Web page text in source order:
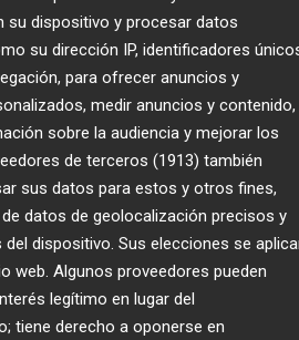
el primer ejecutivo
está
estratégico que
y dedicó especial
referidos a la
y a la 'mejora
socio'. Puso de
del centro logístico de
los almacenes de
su dispositivo y procesar datos
su dirección IP, identificadores
para ofrecer anuncios y
medir anuncios y contenido,
sobre la audiencia y mejorar los
de terceros (1913) también
sus datos para estos y otros fines,
datos de geolocalización precisos y
dispositivo. Sus elecciones se
web. Algunos proveedores pueden
legítimo en lugar del
tiene derecho a oponerse en